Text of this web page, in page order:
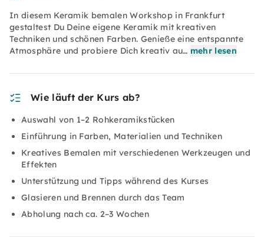
In diesem Keramik bemalen Workshop in Frankfurt
gestaltest Du Deine eigene Keramik mit kreativen
Techniken und schönen Farben. Genieße eine entspannte
Atmosphäre und probiere Dich kreativ au… mehr lesen
Wie läuft der Kurs ab?
Auswahl von 1–2 Rohkeramikstücken
Einführung in Farben, Materialien und Techniken
Kreatives Bemalen mit verschiedenen Werkzeugen und
Effekten
Unterstützung und Tipps während des Kurses
Glasieren und Brennen durch das Team
Abholung nach ca. 2–3 Wochen